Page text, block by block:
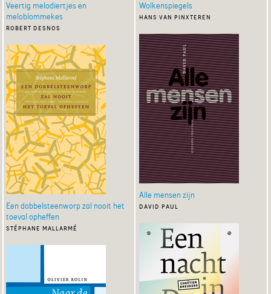
Veertig melodiertjes en
meloblommekes
robert desnos
Een dobbelsteenworp zal nooit het
toeval opheffen
stéphane mallarmé
Wolkenspiegels
hans van pinxteren
Alle mensen zijn
david paul